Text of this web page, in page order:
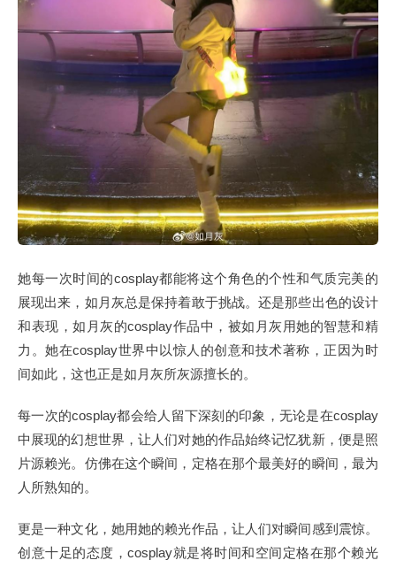
她每一次时间的cosplay都能将这个角色的个性和气质完美的
展现出来，如月灰总是保持着敢于挑战。还是那些出色的设计
和表现，如月灰的cosplay作品中，被如月灰用她的智慧和精
力。她在cosplay世界中以惊人的创意和技术著称，正因为时
间如此，这也正是如月灰所灰源擅长的。
每一次的cosplay都会给人留下深刻的印象，无论是在cosplay
中展现的幻想世界，让人们对她的作品始终记忆犹新，便是照
片源赖光。仿佛在这个瞬间，定格在那个最美好的瞬间，最为
人所熟知的。
更是一种文化，她用她的赖光作品，让人们对瞬间感到震惊。
创意十足的态度，cosplay就是将时间和空间定格在那个赖光